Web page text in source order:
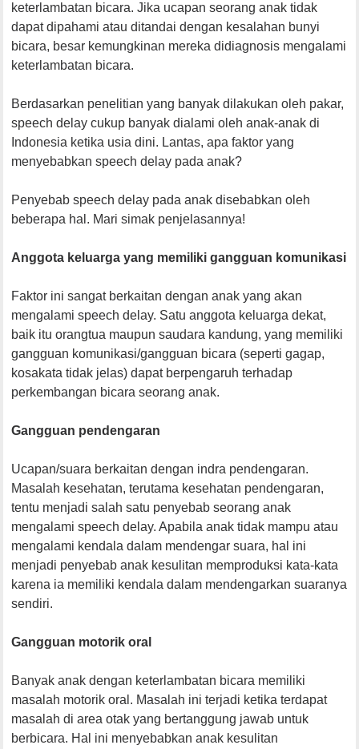
keterlambatan bicara. Jika ucapan seorang anak tidak
dapat dipahami atau ditandai dengan kesalahan bunyi
bicara, besar kemungkinan mereka didiagnosis mengalami
keterlambatan bicara.
Berdasarkan penelitian yang banyak dilakukan oleh pakar,
speech delay cukup banyak dialami oleh anak-anak di
Indonesia ketika usia dini. Lantas, apa faktor yang
menyebabkan speech delay pada anak?
Penyebab speech delay pada anak disebabkan oleh
beberapa hal. Mari simak penjelasannya!
Anggota keluarga yang memiliki gangguan komunikasi
Faktor ini sangat berkaitan dengan anak yang akan
mengalami speech delay. Satu anggota keluarga dekat,
baik itu orangtua maupun saudara kandung, yang memiliki
gangguan komunikasi/gangguan bicara (seperti gagap,
kosakata tidak jelas) dapat berpengaruh terhadap
perkembangan bicara seorang anak.
Gangguan pendengaran
Ucapan/suara berkaitan dengan indra pendengaran.
Masalah kesehatan, terutama kesehatan pendengaran,
tentu menjadi salah satu penyebab seorang anak
mengalami speech delay. Apabila anak tidak mampu atau
mengalami kendala dalam mendengar suara, hal ini
menjadi penyebab anak kesulitan memproduksi kata-kata
karena ia memiliki kendala dalam mendengarkan suaranya
sendiri.
Gangguan motorik oral
Banyak anak dengan keterlambatan bicara memiliki
masalah motorik oral. Masalah ini terjadi ketika terdapat
masalah di area otak yang bertanggung jawab untuk
berbicara. Hal ini menyebabkan anak kesulitan